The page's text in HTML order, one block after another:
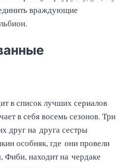
враждующие
в список лучших сериалов
в себя восемь сезонов. Три
друг на друга сестры
особняк, где они провели
Фиби, находит на чердаке